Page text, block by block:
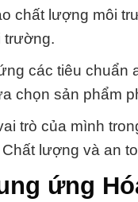
chất lượng môi
trường.
các tiêu
chọn sản phẩm
trò của mình
lượng và an
ứng